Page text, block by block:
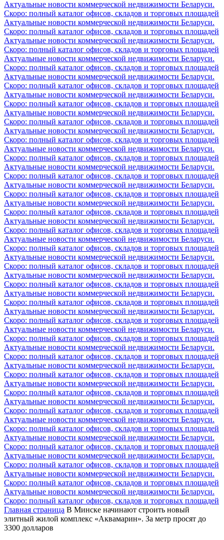
Актуальные новости коммерческой недвижимости Беларуси.
Скоро: полный каталог офисов, складов и торговых площадей
Актуальные новости коммерческой недвижимости Беларуси.
Скоро: полный каталог офисов, складов и торговых площадей
Актуальные новости коммерческой недвижимости Беларуси.
Скоро: полный каталог офисов, складов и торговых площадей
Актуальные новости коммерческой недвижимости Беларуси.
Скоро: полный каталог офисов, складов и торговых площадей
Актуальные новости коммерческой недвижимости Беларуси.
Скоро: полный каталог офисов, складов и торговых площадей
Актуальные новости коммерческой недвижимости Беларуси.
Скоро: полный каталог офисов, складов и торговых площадей
Актуальные новости коммерческой недвижимости Беларуси.
Скоро: полный каталог офисов, складов и торговых площадей
Актуальные новости коммерческой недвижимости Беларуси.
Скоро: полный каталог офисов, складов и торговых площадей
Актуальные новости коммерческой недвижимости Беларуси.
Скоро: полный каталог офисов, складов и торговых площадей
Актуальные новости коммерческой недвижимости Беларуси.
Скоро: полный каталог офисов, складов и торговых площадей
Актуальные новости коммерческой недвижимости Беларуси.
Скоро: полный каталог офисов, складов и торговых площадей
Актуальные новости коммерческой недвижимости Беларуси.
Скоро: полный каталог офисов, складов и торговых площадей
Актуальные новости коммерческой недвижимости Беларуси.
Скоро: полный каталог офисов, складов и торговых площадей
Актуальные новости коммерческой недвижимости Беларуси.
Скоро: полный каталог офисов, складов и торговых площадей
Актуальные новости коммерческой недвижимости Беларуси.
Скоро: полный каталог офисов, складов и торговых площадей
Актуальные новости коммерческой недвижимости Беларуси.
Скоро: полный каталог офисов, складов и торговых площадей
Актуальные новости коммерческой недвижимости Беларуси.
Скоро: полный каталог офисов, складов и торговых площадей
Актуальные новости коммерческой недвижимости Беларуси.
Скоро: полный каталог офисов, складов и торговых площадей
Актуальные новости коммерческой недвижимости Беларуси.
Скоро: полный каталог офисов, складов и торговых площадей
Актуальные новости коммерческой недвижимости Беларуси.
Скоро: полный каталог офисов, складов и торговых площадей
Актуальные новости коммерческой недвижимости Беларуси.
Скоро: полный каталог офисов, складов и торговых площадей
Актуальные новости коммерческой недвижимости Беларуси.
Скоро: полный каталог офисов, складов и торговых площадей
Актуальные новости коммерческой недвижимости Беларуси.
Скоро: полный каталог офисов, складов и торговых площадей
Актуальные новости коммерческой недвижимости Беларуси.
Скоро: полный каталог офисов, складов и торговых площадей
Актуальные новости коммерческой недвижимости Беларуси.
Скоро: полный каталог офисов, складов и торговых площадей
Актуальные новости коммерческой недвижимости Беларуси.
Скоро: полный каталог офисов, складов и торговых площадей
Актуальные новости коммерческой недвижимости Беларуси.
Скоро: полный каталог офисов, складов и торговых площадей
Актуальные новости коммерческой недвижимости Беларуси.
Скоро: полный каталог офисов, складов и торговых площадей
Главная страница В Минске начинают строить новый
элитный жилой комплекс «Аквамарин». За метр просят до
3300 долларов